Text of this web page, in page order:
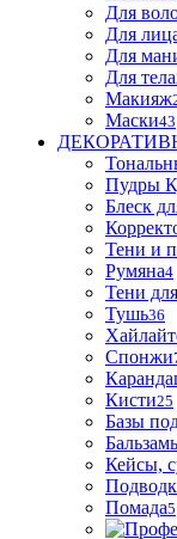
Для
Для
Для
Для тела
Макияж
Маски43
Пудры
Блеск
Тени и
Румяна4
Тени
Тушь36
Спонжи
Кисти25
Базы
Кейсы,
Помада5